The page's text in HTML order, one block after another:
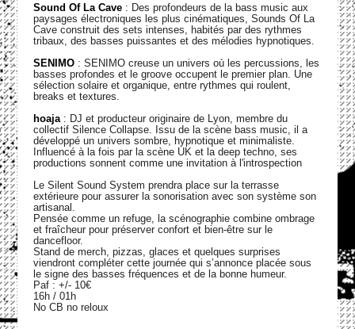
Sound Of La Cave : Des profondeurs de la bass music aux
paysages électroniques les plus cinématiques, Sounds Of La
Cave construit des sets intenses, habités par des rythmes
tribaux, des basses puissantes et des mélodies hypnotiques.
SENIMO: SENIMO creuse un univers où les percussions, les
basses profondes et le groove occupent le premier plan. Une
sélection solaire et organique, entre rythmes qui roulent,
breaks et textures.
hoaja: DJ et producteur originaire de Lyon, membre du
collectif Silence Collapse. Issu de la scène bass music, il a
développé un univers sombre, hypnotique et minimaliste.
Influencé à la fois par la scène UK et la deep techno, ses
productions sonnent comme une invitation à l'introspection
Le Silent Sound System prendra place sur la terrasse
extérieure pour assurer la sonorisation avec son système son
artisanal.
Pensée comme un refuge, la scénographie combine ombrage
et fraîcheur pour préserver confort et bien-être sur le
dancefloor.
Stand de merch, pizzas, glaces et quelques surprises
viendront compléter cette journée qui s’annonce placée sous
le signe des basses fréquences et de la bonne humeur.
Paf : +/- 10€
16h / 01h
No CB no reloux